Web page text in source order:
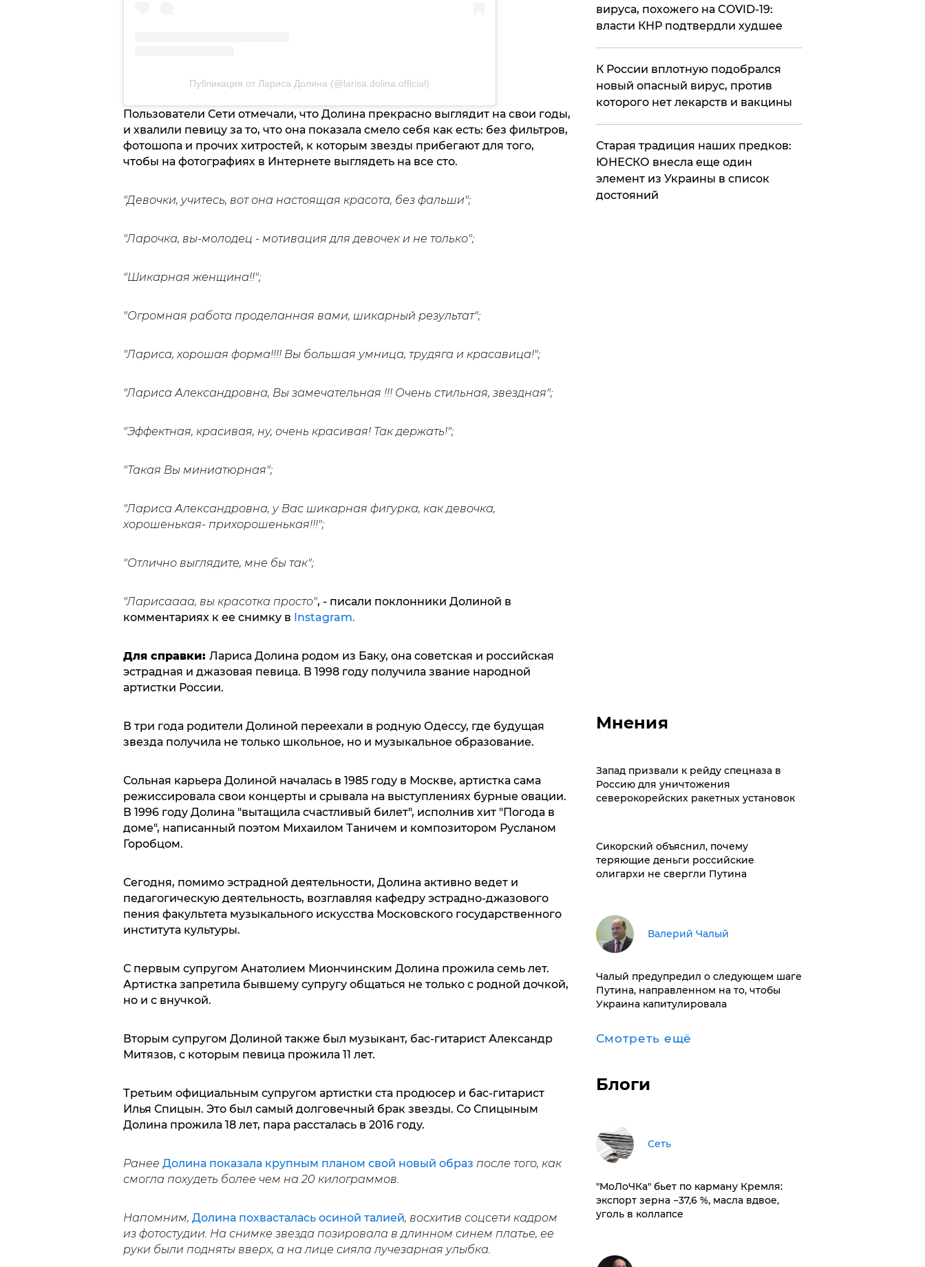
Публикация от Лариса Долина (@larisa.dolina.official)
Пользователи Сети отмечали, что Долина прекрасно выглядит на свои годы,
и хвалили певицу за то, что она показала смело себя как есть: без фильтров,
фотошопа и прочих хитростей, к которым звезды прибегают для того,
чтобы на фотографиях в Интернете выглядеть на все сто.
"Девочки, учитесь, вот она настоящая красота, без фальши";
"Ларочка, вы-молодец - мотивация для девочек и не только";
"Шикарная женщина!!";
"Огромная работа проделанная вами, шикарный результат";
"Лариса, хорошая форма!!!! Вы большая умница, трудяга и красавица!";
"Лариса Александровна, Вы замечательная !!! Очень стильная, звездная";
"Эффектная, красивая, ну, очень красивая! Так держать!";
"Такая Вы миниатюрная";
"Лариса Александровна, у Вас шикарная фигурка, как девочка,
хорошенькая- прихорошенькая!!!";
"Отлично выглядите, мне бы так";
"Ларисаааа, вы красотка просто", - писали поклонники Долиной в
комментариях к ее снимку в Instagram.
Для справки: Лариса Долина родом из Баку, она советская и российская
эстрадная и джазовая певица. В 1998 году получила звание народной
артистки России.
В три года родители Долиной переехали в родную Одессу, где будущая
звезда получила не только школьное, но и музыкальное образование.
Сольная карьера Долиной началась в 1985 году в Москве, артистка сама
режиссировала свои концерты и срывала на выступлениях бурные овации.
В 1996 году Долина "вытащила счастливый билет", исполнив хит "Погода в
доме", написанный поэтом Михаилом Таничем и композитором Русланом
Горобцом.
Сегодня, помимо эстрадной деятельности, Долина активно ведет и
педагогическую деятельность, возглавляя кафедру эстрадно-джазового
пения факультета музыкального искусства Московского государственного
института культуры.
С первым супругом Анатолием Миончинским Долина прожила семь лет.
Артистка запретила бывшему супругу общаться не только с родной дочкой,
но и с внучкой.
Вторым супругом Долиной также был музыкант, бас-гитарист Александр
Митязов, с которым певица прожила 11 лет.
Третьим официальным супругом артистки ста продюсер и бас-гитарист
Илья Спицын. Это был самый долговечный брак звезды. Со Спицыным
Долина прожила 18 лет, пара рассталась в 2016 году.
Ранее Долина показала крупным планом свой новый образ после того, как
смогла похудеть более чем на 20 килограммов.
Напомним, Долина похвасталась осиной талией, восхитив соцсети кадром
из фотостудии. На снимке звезда позировала в длинном синем платье, ее
руки были подняты вверх, а на лице сияла лучезарная улыбка.
вируса, похожего на COVID-19:
власти КНР подтвердли худшее
К России вплотную подобрался
новый опасный вирус, против
которого нет лекарств и вакцины
​Старая традиция наших предков:
ЮНЕСКО внесла еще один
элемент из Украины в список
достояний
Мнения
Запад призвали к рейду спецназа в
Россию для уничтожения
северокорейских ракетных установок
Сикорский объяснил, почему
теряющие деньги российские
олигархи не свергли Путина
Валерий Чалый
Чалый предупредил о следующем шаге
Путина, направленном на то, чтобы
Украина капитулировала
Смотреть ещё
Блоги
Сеть
​"МоЛоЧКа" бьет по карману Кремля:
экспорт зерна −37,6 %, масла вдвое,
уголь в коллапсе